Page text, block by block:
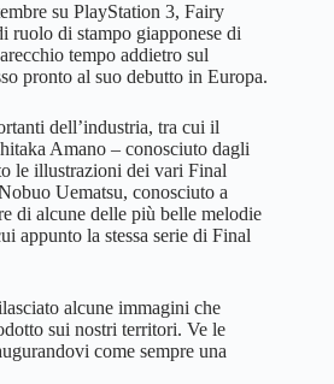
su PlayStation 3, Fairy
ruolo di stampo giapponese di
tempo addietro sul
pronto al suo debutto in Europa.
dell’industria, tra cui il
Amano – conosciuto dagli
le illustrazioni dei vari Final
Uematsu, conosciuto a
di alcune delle più belle melodie
appunto la stessa serie di Final
alcune immagini che
sui nostri territori. Ve le
come sempre una